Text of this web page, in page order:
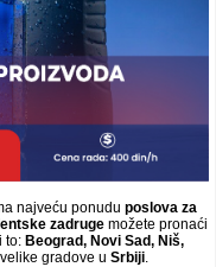
najveću ponudu poslova za
zadruge možete pronaći
i to: Beograd, Novi Sad, Niš,
gradove u Srbiji.